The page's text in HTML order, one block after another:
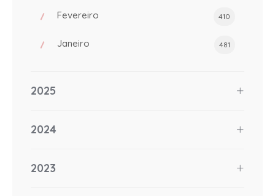
Fevereiro 410
Janeiro 481
2025
2024
2023